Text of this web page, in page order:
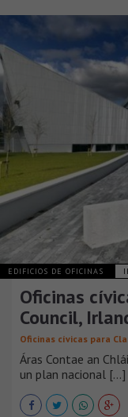
EDIFICIOS DE OFICINAS
Oficinas
Council,
Oficinas cívicas para
Áras Contae an
un plan nacional [...]